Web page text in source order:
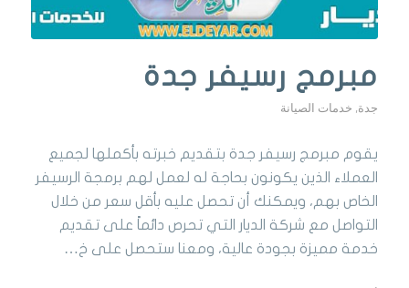
مبرمج رسيفر جدة
جدة, خدمات الصيانة
يقوم مبرمج رسيفر جدة بتقديم خبرته بأكملها لجميع
العملاء الذين يكونون بحاجة له لعمل لهم برمجة الرسيفر
الخاص بهم، ويمكنك أن تحصل عليه بأقل سعر من خلال
التواصل مع شركة الديار التي تحرص دائماً على تقديم
خدمة مميزة بجودة عالية، ومعنا ستحصل على خ…